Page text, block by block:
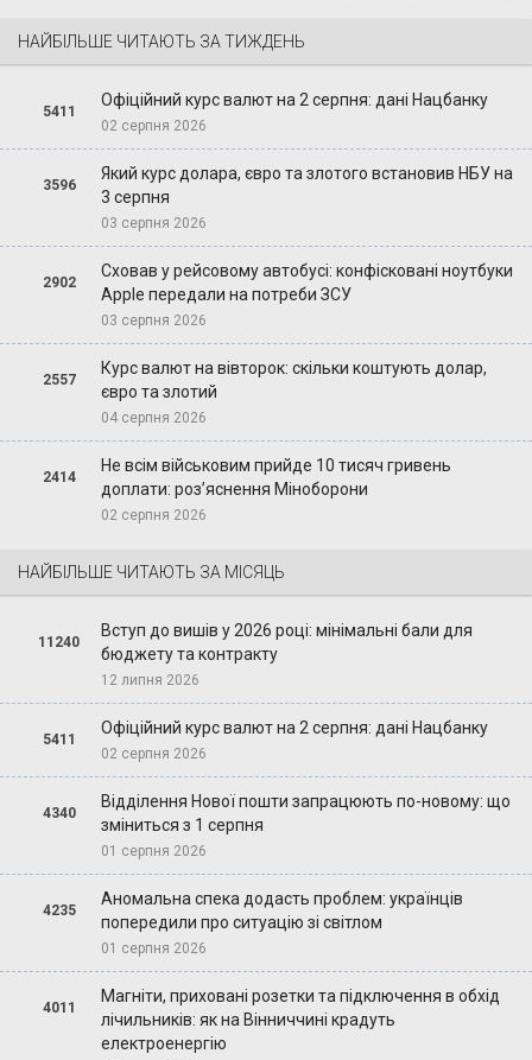
НАЙБІЛЬШЕ ЧИТАЮТЬ ЗА ТИЖДЕНЬ
5411
Офіційний курс валют на 2 серпня: дані Нацбанку
02 серпня 2026
3596
Який курс долара, євро та злотого встановив НБУ на
3 серпня
03 серпня 2026
2902
Сховав у рейсовому автобусі: конфісковані ноутбуки
Apple передали на потреби ЗСУ
03 серпня 2026
2557
Курс валют на вівторок: скільки коштують долар,
євро та злотий
04 серпня 2026
2414
Не всім військовим прийде 10 тисяч гривень
доплати: роз’яснення Міноборони
02 серпня 2026
НАЙБІЛЬШЕ ЧИТАЮТЬ ЗА МІСЯЦЬ
11240
Вступ до вишів у 2026 році: мінімальні бали для
бюджету та контракту
12 липня 2026
5411
Офіційний курс валют на 2 серпня: дані Нацбанку
02 серпня 2026
4340
Відділення Нової пошти запрацюють по-новому: що
зміниться з 1 серпня
01 серпня 2026
4235
Аномальна спека додасть проблем: українців
попередили про ситуацію зі світлом
01 серпня 2026
4011
Магніти, приховані розетки та підключення в обхід
лічильників: як на Вінниччині крадуть
електроенергію